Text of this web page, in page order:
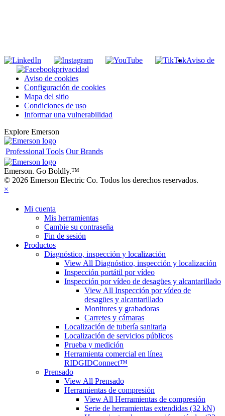
Aviso de
privacidad
Aviso de cookies
Configuración de cookies
Mapa del sitio
Condiciones de uso
Informar una vulnerabilidad
Explore Emerson
Professional Tools Our Brands
Emerson. Go Boldly.™
© 2026 Emerson Electric Co. Todos los derechos reservados.
×
Mi cuenta
Mis herramientas
Cambie su contraseña
Fin de sesión
Productos
Diagnóstico, inspección y localización
View All Diagnóstico, inspección y localización
Inspección portátil por vídeo
Inspección por vídeo de desagües y alcantarillado
View All Inspección por vídeo de
desagües y alcantarillado
Monitores y grabadoras
Carretes y cámaras
Localización de tubería sanitaria
Localización de servicios públicos
Prueba y medición
Herramienta comercial en línea
RIDGIDConnect™
Prensado
View All Prensado
Herramientas de compresión
View All Herramientas de compresión
Serie de herramientas extendidas (32 kN)